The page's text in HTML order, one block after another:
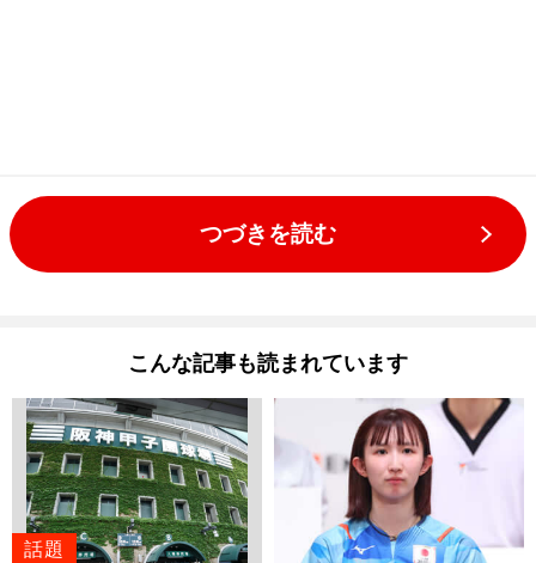
つづきを読む
こんな記事も読まれています
話題